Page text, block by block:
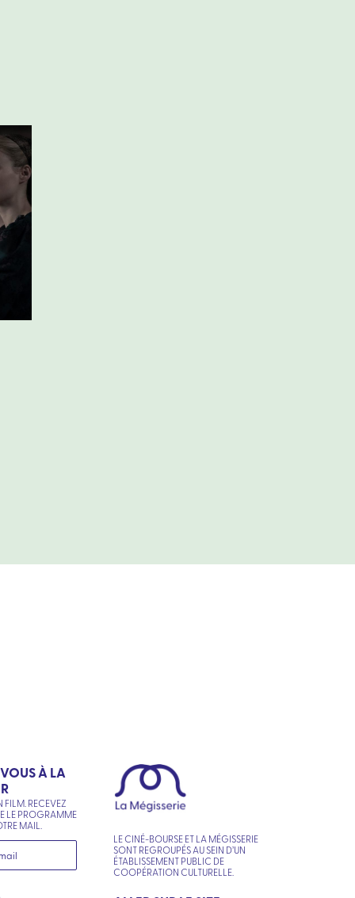
À LA
FILM. RECEVEZ
LE PROGRAMME
MAIL.
LE CINÉ-BOURSE ET LA MÉGISSERIE
SONT REGROUPÉS AU SEIN D’UN
ÉTABLISSEMENT PUBLIC DE
COOPÉRATION CULTURELLE.